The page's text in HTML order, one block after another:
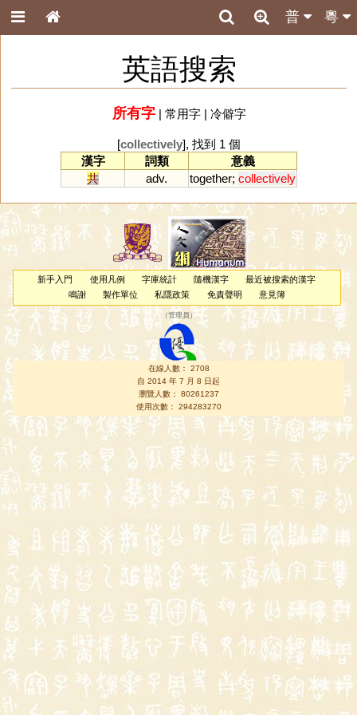
粵
普
英語搜索
所有字| 常用字| 冷僻字
[collectively], 找到 1 個
漢字
詞類
意義
共
adv. together; collectively
新手入門 使用凡例 字庫統計 隨機漢字
最近被搜索的漢字
鳴謝
製作單位 私隱政策 免責聲明 意見簿
（管理員 ）
在線人數： 2708
自 2014 年 7 月 8 日起
瀏覽人數： 80261237
使用次數： 294283270